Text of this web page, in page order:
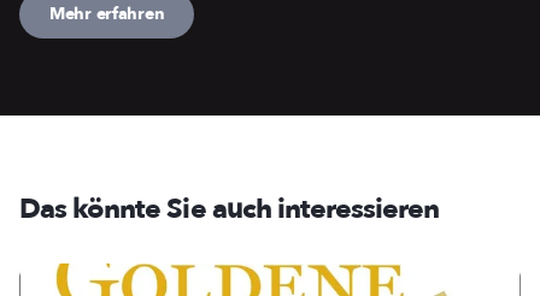
Mehr erfahren
Das könnte Sie auch interessieren